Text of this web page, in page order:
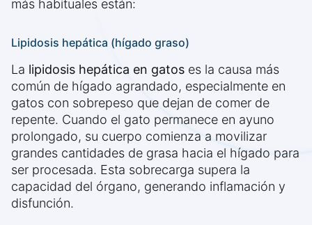
más habituales están:
Lipidosis hepática (hígado graso)
La lipidosis hepática en gatos es la causa más
común de hígado agrandado, especialmente en
gatos con sobrepeso que dejan de comer de
repente. Cuando el gato permanece en ayuno
prolongado, su cuerpo comienza a movilizar
grandes cantidades de grasa hacia el hígado para
ser procesada. Esta sobrecarga supera la
capacidad del órgano, generando inflamación y
disfunción.